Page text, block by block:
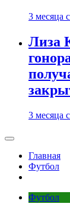
3 месяца
Лиза
3 месяца
Главная
Футбол
Футбол